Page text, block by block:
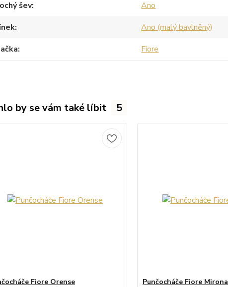
šev
Ano
Ano (malý bavlněný)
Fiore
by se vám také líbit 5
Fiore Orense
Punčocháče Fiore Mirona